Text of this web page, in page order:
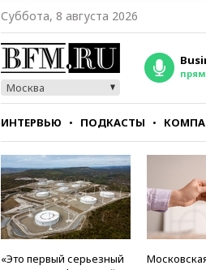
Суббота, 8 августа 2026
Москва
ИНТЕРВЬЮ ПОДКАСТЫ
СТИЛЬ ТЕСТЫ
«Это первый серьезный